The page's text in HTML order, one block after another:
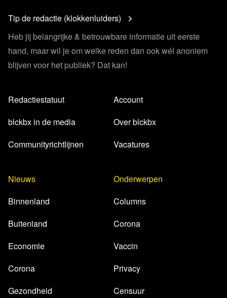
Tip de redactie (klokkenluiders)
Heb jij belangrijke & betrouwbare informatie uit eerste
hand, maar wil je om welke reden dan ook wél anoniem
blijven voor het publiek? Dat kan!
Redactiestatuut
blckbx in de media
Communityrichtlijnen
Account
Over blckbx
Vacatures
Nieuws
Binnenland
Buitenland
Economie
Corona
Gezondheid
Onderwerpen
Columns
Corona
Vaccin
Privacy
Censuur